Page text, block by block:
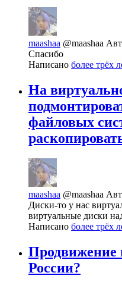
maashaa @maashaa
Спасибо
Написано более трёх
На
файловых
maashaa @maashaa
Диски-то у нас
виртуальные диски
Написано более трёх
Продвижение
России?